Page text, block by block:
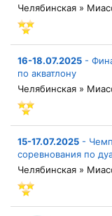
Челябинская »
16-18.07.2025 -
по акватлону
Челябинская »
15-17.07.2025 -
соревнования по
Челябинская »